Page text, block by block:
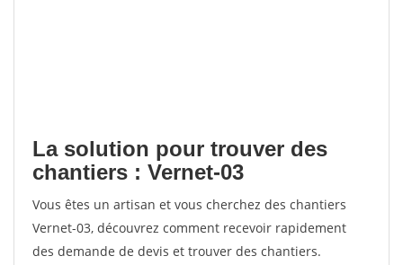
La solution pour trouver des
chantiers : Vernet-03
Vous êtes un artisan et vous cherchez des chantiers
Vernet-03, découvrez comment recevoir rapidement
des demande de devis et trouver des chantiers.